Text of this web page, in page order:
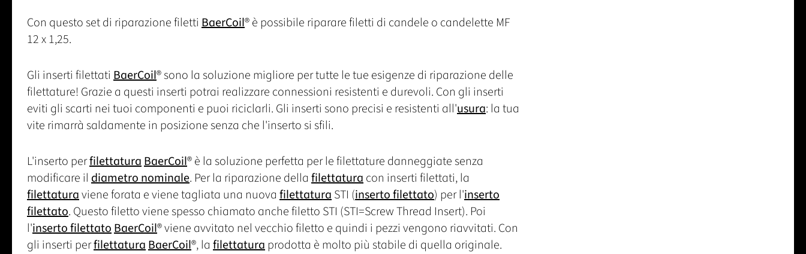
Con questo set di riparazione filetti BaerCoil® è possibile riparare filetti di candele o candelette MF
12 x 1,25.
Gli inserti filettati BaerCoil® sono la soluzione migliore per tutte le tue esigenze di riparazione delle
filettature! Grazie a questi inserti potrai realizzare connessioni resistenti e durevoli. Con gli inserti
eviti gli scarti nei tuoi componenti e puoi riciclarli. Gli inserti sono precisi e resistenti all'usura: la tua
vite rimarrà saldamente in posizione senza che l'inserto si sfili.
L'inserto perfilettaturaBaerCoil® è la soluzione perfetta per le filettature danneggiate senza
modificare il diametro nominale. Per la riparazione della filettaturacon inserti filettati, la
filettaturaviene forata e viene tagliata una nuova filettaturaSTI (inserto filettato) per l'inserto
filettato. Questo filetto viene spesso chiamato anche filetto STI (STI=Screw Thread Insert). Poi
l'inserto filettatoBaerCoil® viene avvitato nel vecchio filetto e quindi i pezzi vengono riavvitati. Con
gli inserti perfilettaturaBaerCoil®, la filettaturaprodotta è molto più stabile di quella originale.